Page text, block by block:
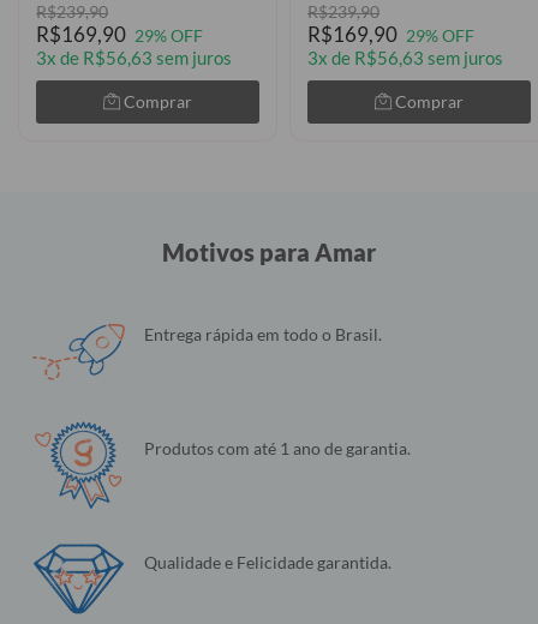
R$239,90
R$169,90 29% OFF
3x de R$56,63 sem juros
Comprar
R$239,90
R$169,90 29% OFF
3x de R$56,63 sem juros
Comprar
Motivos para Amar
Entrega rápida em todo o Brasil.
Produtos com até 1 ano de garantia.
Qualidade e Felicidade garantida.